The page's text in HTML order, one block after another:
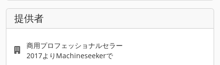
提供者
商用プロフェッショナルセラー
2017よりMachineseekerで